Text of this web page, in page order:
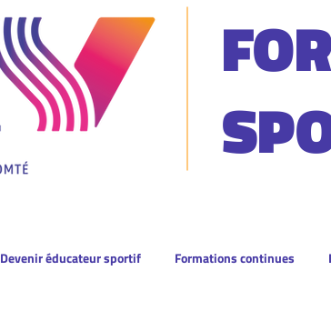
Devenir éducateur sportif Formations continues